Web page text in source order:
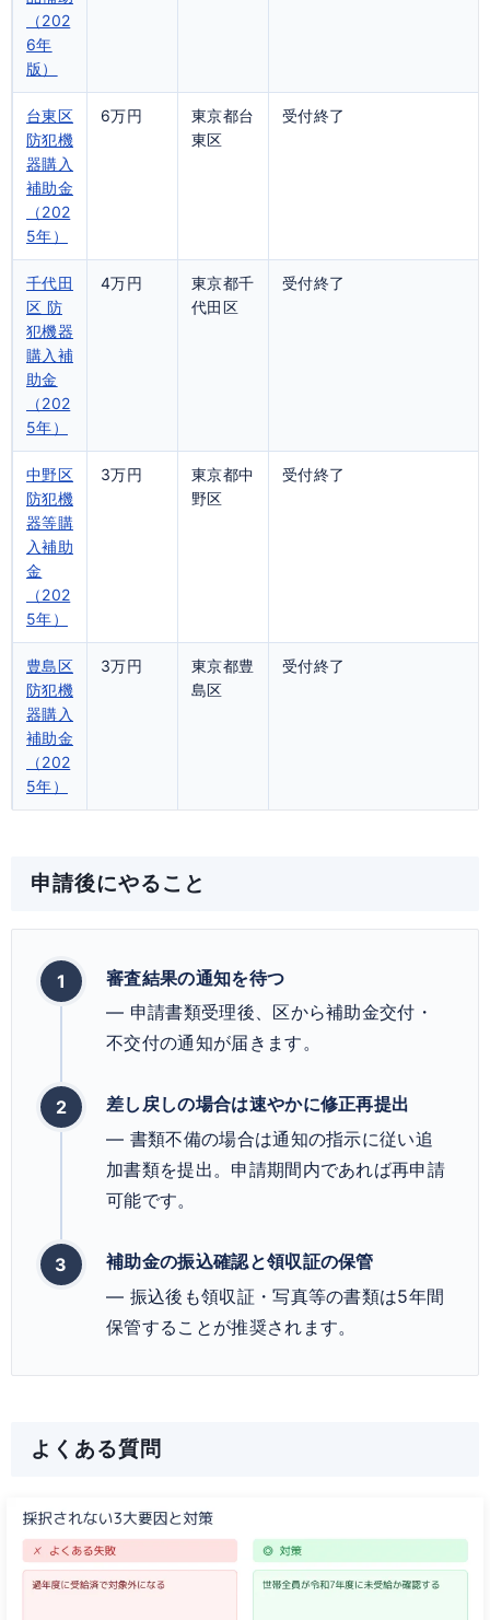
（202
6年
版）
台東区
防犯機
器購入
補助金
（202
5年）
6万円
東京都台
東区
受付終了
千代田
区 防
犯機器
購入補
助金
（202
5年）
4万円
東京都千
代田区
受付終了
中野区
防犯機
器等購
入補助
金
（202
5年）
3万円
東京都中
野区
受付終了
豊島区
防犯機
器購入
補助金
（202
5年）
3万円
東京都豊
島区
受付終了
申請後にやること
審査結果の通知を待つ
— 申請書類受理後、区から補助金交付・
不交付の通知が届きます。
差し戻しの場合は速やかに修正再提出
— 書類不備の場合は通知の指示に従い追
加書類を提出。申請期間内であれば再申請
可能です。
補助金の振込確認と領収証の保管
— 振込後も領収証・写真等の書類は5年間
保管することが推奨されます。
よくある質問